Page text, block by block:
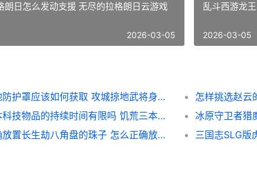
朗日怎么发动支援 无尽的拉格朗日云游戏
2026-03-05
乱斗西游龙
2026-03-05
攻城掠地防护罩应该如何获取 攻城掠地武将身上护罩是什么
怎样挑选赵云
饥荒三本科技物品的持续时间有限吗 饥荒三本科技物品大全
怎么正确放置长生劫八角盘的珠子 怎么正确放置长期避孕药